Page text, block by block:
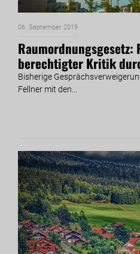
06. September 2019
Raumordnungsgesetz:
berechtigter Kritik
Bisherige
Fellner mit den...